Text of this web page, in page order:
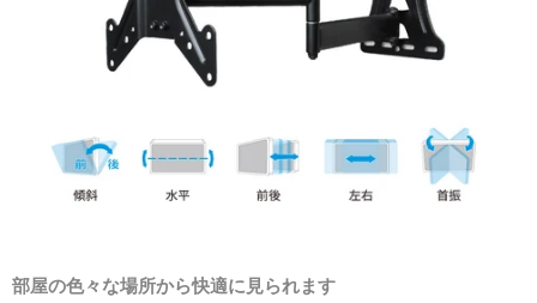
部屋の色々な場所から快適に見られます